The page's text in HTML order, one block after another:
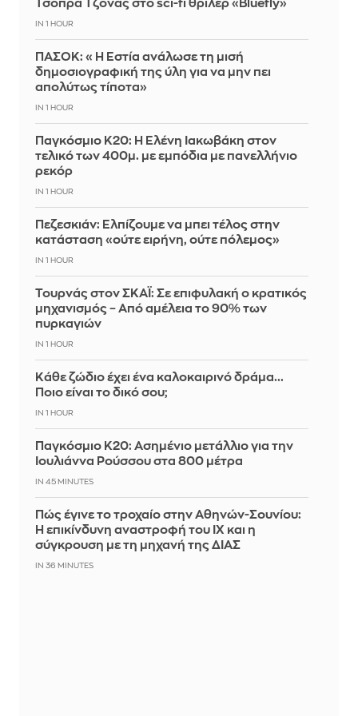
Τσόπρα Τζόνας στο sci-fi θρίλερ «Bluefly»
IN 1 HOUR
ΠΑΣΟΚ: «Η Εστία ανάλωσε τη μισή
δημοσιογραφική της ύλη για να μην πει
απολύτως τίποτα»
IN 1 HOUR
Παγκόσμιο Κ20: Η Ελένη Ιακωβάκη στον
τελικό των 400μ. με εμπόδια με πανελλήνιο
ρεκόρ
IN 1 HOUR
Πεζεσκιάν: Ελπίζουμε να μπει τέλος στην
κατάσταση «ούτε ειρήνη, ούτε πόλεμος»
IN 1 HOUR
Τουρνάς στον ΣΚΑΪ: Σε επιφυλακή ο κρατικός
μηχανισμός – Από αμέλεια το 90% των
πυρκαγιών
IN 1 HOUR
Κάθε ζώδιο έχει ένα καλοκαιρινό δράμα...
Ποιο είναι το δικό σου;
IN 1 HOUR
Παγκόσμιο Κ20: Ασημένιο μετάλλιο για την
Ιουλιάννα Ρούσσου στα 800 μέτρα
IN 45 MINUTES
Πώς έγινε το τροχαίο στην Αθηνών-Σουνίου:
Η επικίνδυνη αναστροφή του ΙΧ και η
σύγκρουση με τη μηχανή της ΔΙΑΣ
IN 36 MINUTES